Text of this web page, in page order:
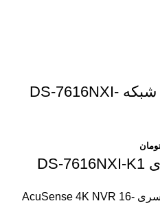
دستگاه رکوردر تحت شبکه DS-7616NXI-
AcuSense 4K NVR 16-